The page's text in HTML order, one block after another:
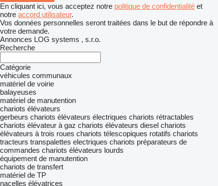
En cliquant ici, vous acceptez notre politique de confidentialité et
notre accord utilisateur.
Vos données personnelles seront traitées dans le but de répondre à
votre demande.
Annonces LOG systems , s.r.o.
Recherche
Catégorie
véhicules communaux
matériel de voirie
balayeuses
matériel de manutention
chariots élévateurs
gerbeurs chariots élévateurs électriques chariots rétractables
chariots élévateur à gaz chariots élévateurs diesel chariots
élévateurs à trois roues chariots télescopiques rotatifs chariots
tracteurs transpalettes electriques chariots préparateurs de
commandes chariots élévateurs lourds
équipement de manutention
chariots de transfert
matériel de TP
nacelles élévatrices